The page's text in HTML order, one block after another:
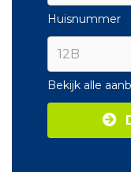
Huisnummer
Bekijk alle